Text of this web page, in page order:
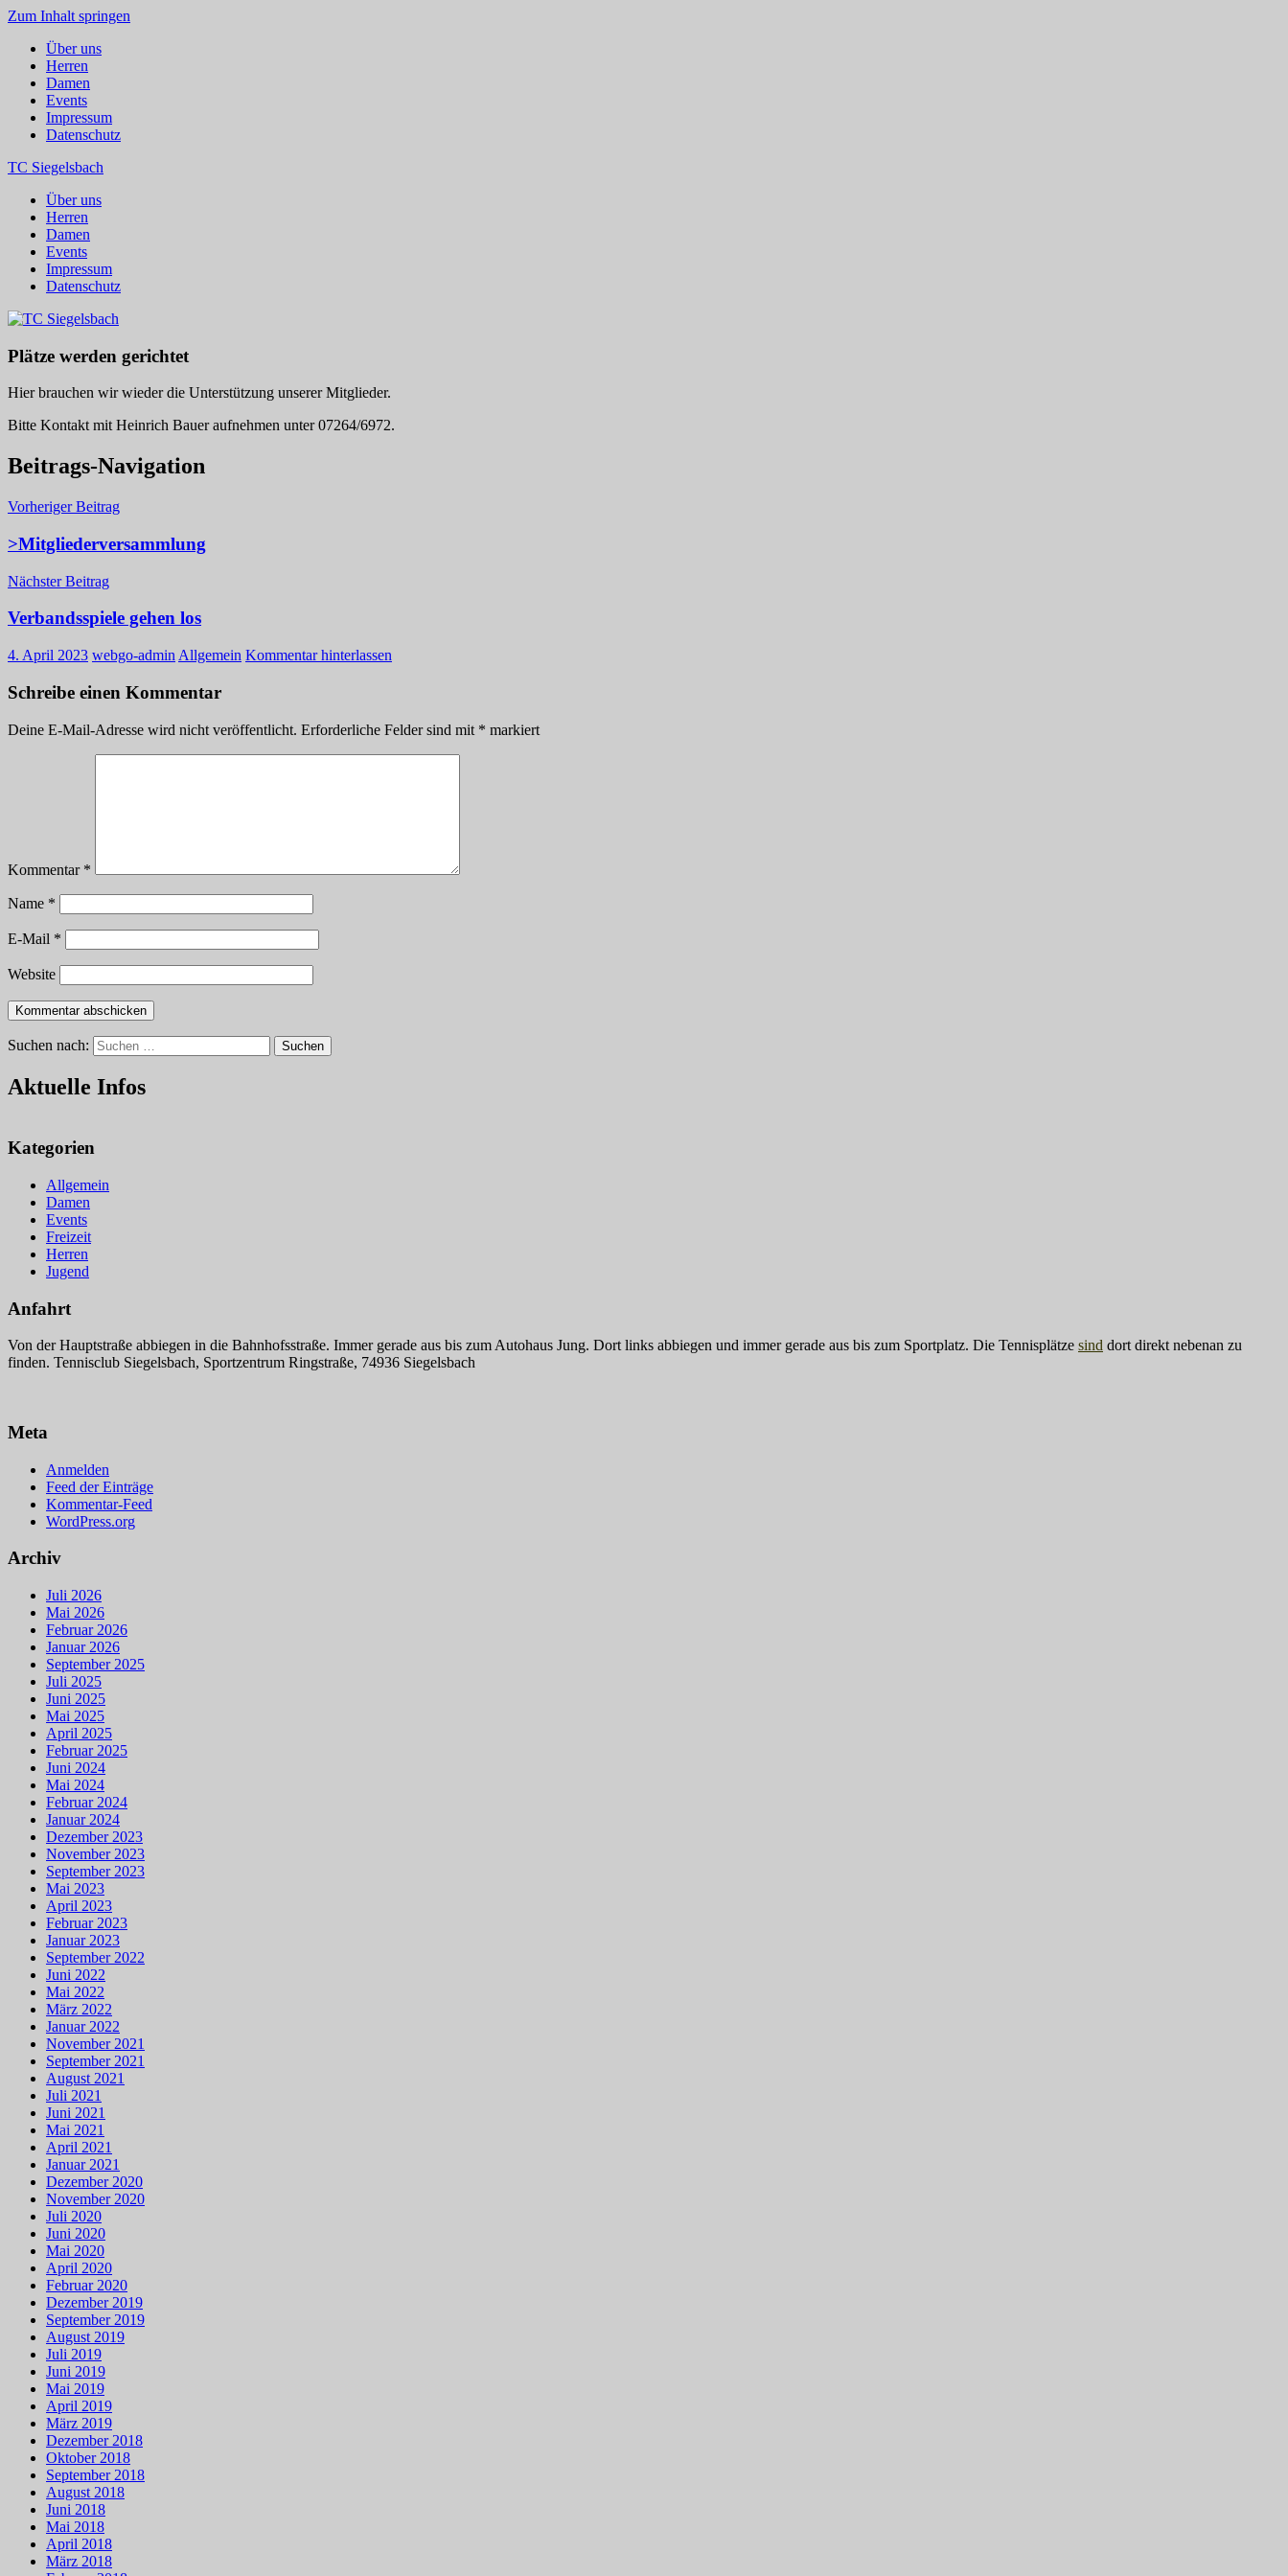
Zum Inhalt springen
Über uns
Herren
Damen
Events
Impressum
Datenschutz
TC Siegelsbach
Über uns
Herren
Damen
Events
Impressum
Datenschutz
Plätze werden gerichtet
Hier brauchen wir wieder die Unterstützung unserer Mitglieder.
Bitte Kontakt mit Heinrich Bauer aufnehmen unter 07264/6972.
Beitrags-Navigation
Vorheriger Beitrag
>Mitgliederversammlung
Nächster Beitrag
Verbandsspiele gehen los
4. April 2023 webgo-admin Allgemein Kommentar hinterlassen
Schreibe einen Kommentar
Deine E-Mail-Adresse wird nicht veröffentlicht. Erforderliche Felder sind mit * markiert
Kommentar *
Name *
E-Mail *
Website
Suchen nach: Suchen
Aktuelle Infos
Kategorien
Allgemein
Damen
Events
Freizeit
Herren
Jugend
Anfahrt
Von der Hauptstraße abbiegen in die Bahnhofsstraße. Immer gerade aus bis zum Autohaus Jung. Dort links abbiegen und immer gerade aus bis zum Sportplatz. Die Tennisplätze sind dort direkt nebenan zu
finden. Tennisclub Siegelsbach, Sportzentrum Ringstraße, 74936 Siegelsbach
Meta
Anmelden
Feed der Einträge
Kommentar-Feed
WordPress.org
Archiv
Juli 2026
Mai 2026
Februar 2026
Januar 2026
September 2025
Juli 2025
Juni 2025
Mai 2025
April 2025
Februar 2025
Juni 2024
Mai 2024
Februar 2024
Januar 2024
Dezember 2023
November 2023
September 2023
Mai 2023
April 2023
Februar 2023
Januar 2023
September 2022
Juni 2022
Mai 2022
März 2022
Januar 2022
November 2021
September 2021
August 2021
Juli 2021
Juni 2021
Mai 2021
April 2021
Januar 2021
Dezember 2020
November 2020
Juli 2020
Juni 2020
Mai 2020
April 2020
Februar 2020
Dezember 2019
September 2019
August 2019
Juli 2019
Juni 2019
Mai 2019
April 2019
März 2019
Dezember 2018
Oktober 2018
September 2018
August 2018
Juni 2018
Mai 2018
April 2018
März 2018